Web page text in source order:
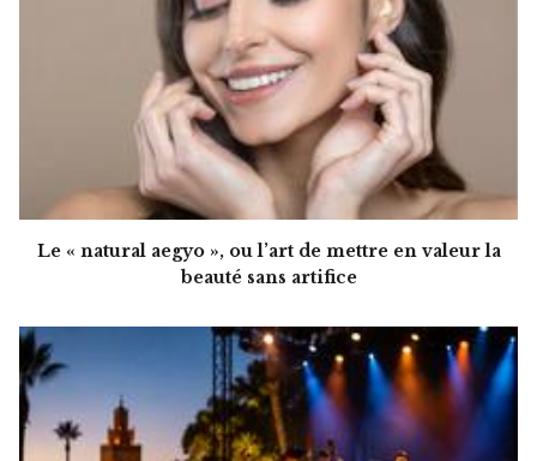
Le « natural aegyo », ou l’art de mettre en valeur la
beauté sans artifice